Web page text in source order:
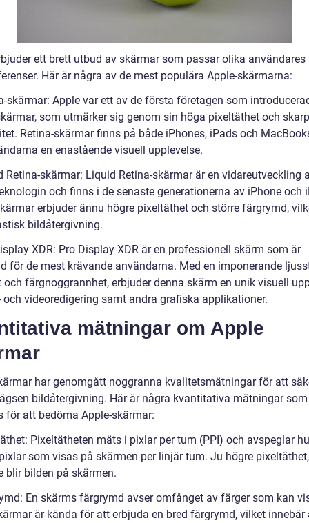
ett brett utbud av skärmar som passar olika användares
Här är några av de mest populära Apple-skärmarna:
skärmar: Apple var ett av de första företagen som
som utmärker sig genom sin höga pixeltäthet och
Retina-skärmar finns på både iPhones, iPads och
en enastående visuell upplevelse.
Retina-skärmar: Liquid Retina-skärmar är en vidareutveckling
och finns i de senaste generationerna av iPhone och
erbjuder ännu högre pixeltäthet och större färgrymd,
bildåtergivning.
XDR: Pro Display XDR är en professionell skärm som är
för de mest krävande användarna. Med en imponerande
och färgnoggrannhet, erbjuder denna skärm en unik visuell
videoredigering samt andra grafiska applikationer.
mätningar om Apple
har genomgått noggranna kvalitetsmätningar för att
bildåtergivning. Här är några kvantitativa mätningar som
för att bedöma Apple-skärmar:
Pixeltätheten mäts i pixlar per tum (PPI) och avspeglar
som visas på skärmen per linjär tum. Ju högre
blir bilden på skärmen.
En skärms färgrymd avser omfånget av färger som kan
är kända för att erbjuda en bred färgrymd, vilket innebär